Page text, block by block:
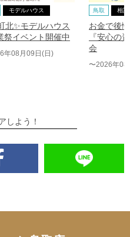
モデルハウス
北✨モデルハウス
祭イベント開催中
年08月09日(日)
鳥取 相談
お金で後
『安心の
会
〜2026年08
しよう！